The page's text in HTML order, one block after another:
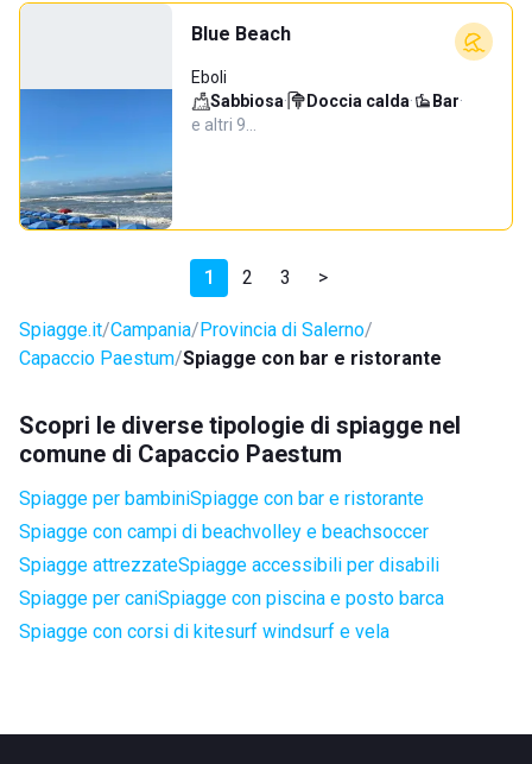
Blue Beach
Eboli
Sabbiosa· Doccia calda· Bar·
e altri 9…
1 2 3 >
Spiagge.it Campania Provincia di Salerno
Capaccio Paestum Spiagge con bar e ristorante
Scopri le diverse tipologie di spiagge nel
comune di Capaccio Paestum
Spiagge per bambiniSpiagge con bar e ristorante
Spiagge con campi di beachvolley e beachsoccer
Spiagge attrezzateSpiagge accessibili per disabili
Spiagge per caniSpiagge con piscina e posto barca
Spiagge con corsi di kitesurf windsurf e vela